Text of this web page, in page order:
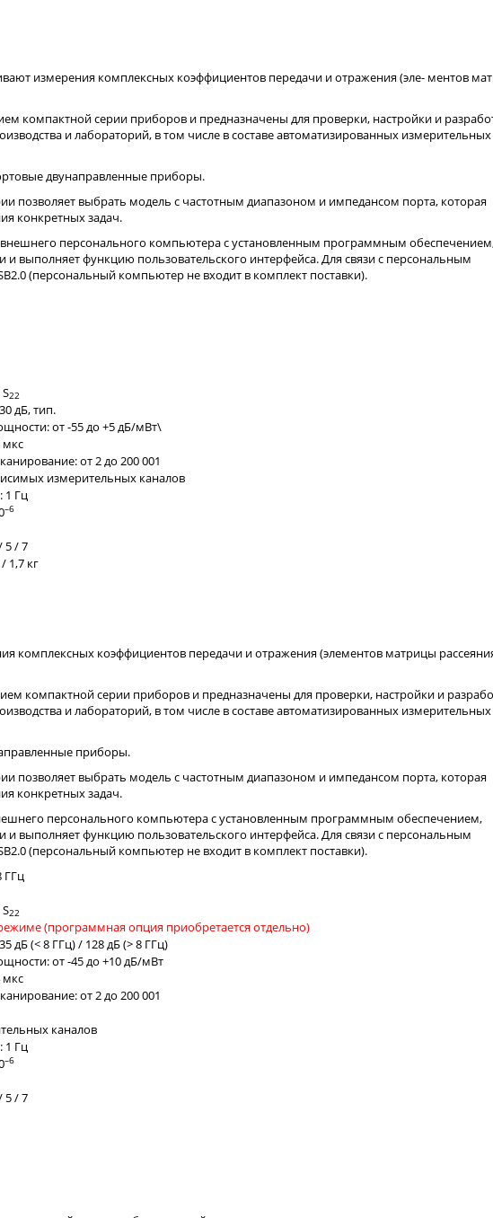
измерения комплексных коэффициентов передачи и отражения (эле- ментов
компактной серии приборов и предназначены для проверки, настройки и
и лабораторий, в том числе в составе автоматизированных измерительных
двунаправленные приборы.
позволяет выбрать модель с частотным диапазоном и импедансом порта, которая
конкретных задач.
S22
дБ, тип.
от -55 до +5 дБ/мВт\
мкс
от 2 до 200 001
измерительных каналов
1 Гц
–6
5 / 7
1,7 кг
комплексных коэффициентов передачи и отражения (элементов матрицы
компактной серии приборов и предназначены для проверки, настройки и
и лабораторий, в том числе в составе автоматизированных измерительных
приборы.
позволяет выбрать модель с частотным диапазоном и импедансом порта, которая
конкретных задач.
персонального компьютера с установленным программным обеспечением,
выполняет функцию пользовательского интерфейса. Для связи с персональным
(персональный компьютер не входит в комплект поставки).
ГГц
S22
(программная опция приобретается отдельно)
дБ (< 8 ГГц) / 128 дБ (> 8 ГГц)
от -45 до +10 дБ/мВт
мкс
от 2 до 200 001
каналов
1 Гц
–6
5 / 7